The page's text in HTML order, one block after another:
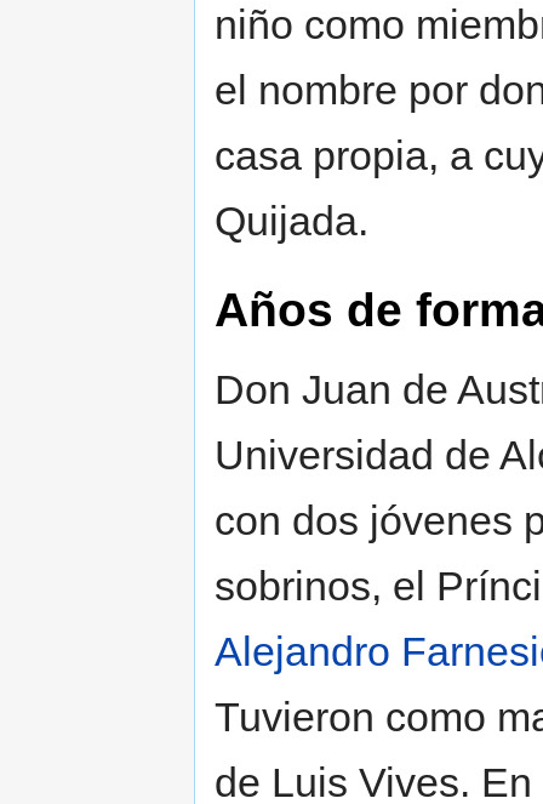
niño como
el nombre por
casa propia, a
Quijada.
Años de
Don Juan de
Universidad de
con dos jóvenes
sobrinos, el
Alejandro
Tuvieron como
de Luis Vives. En